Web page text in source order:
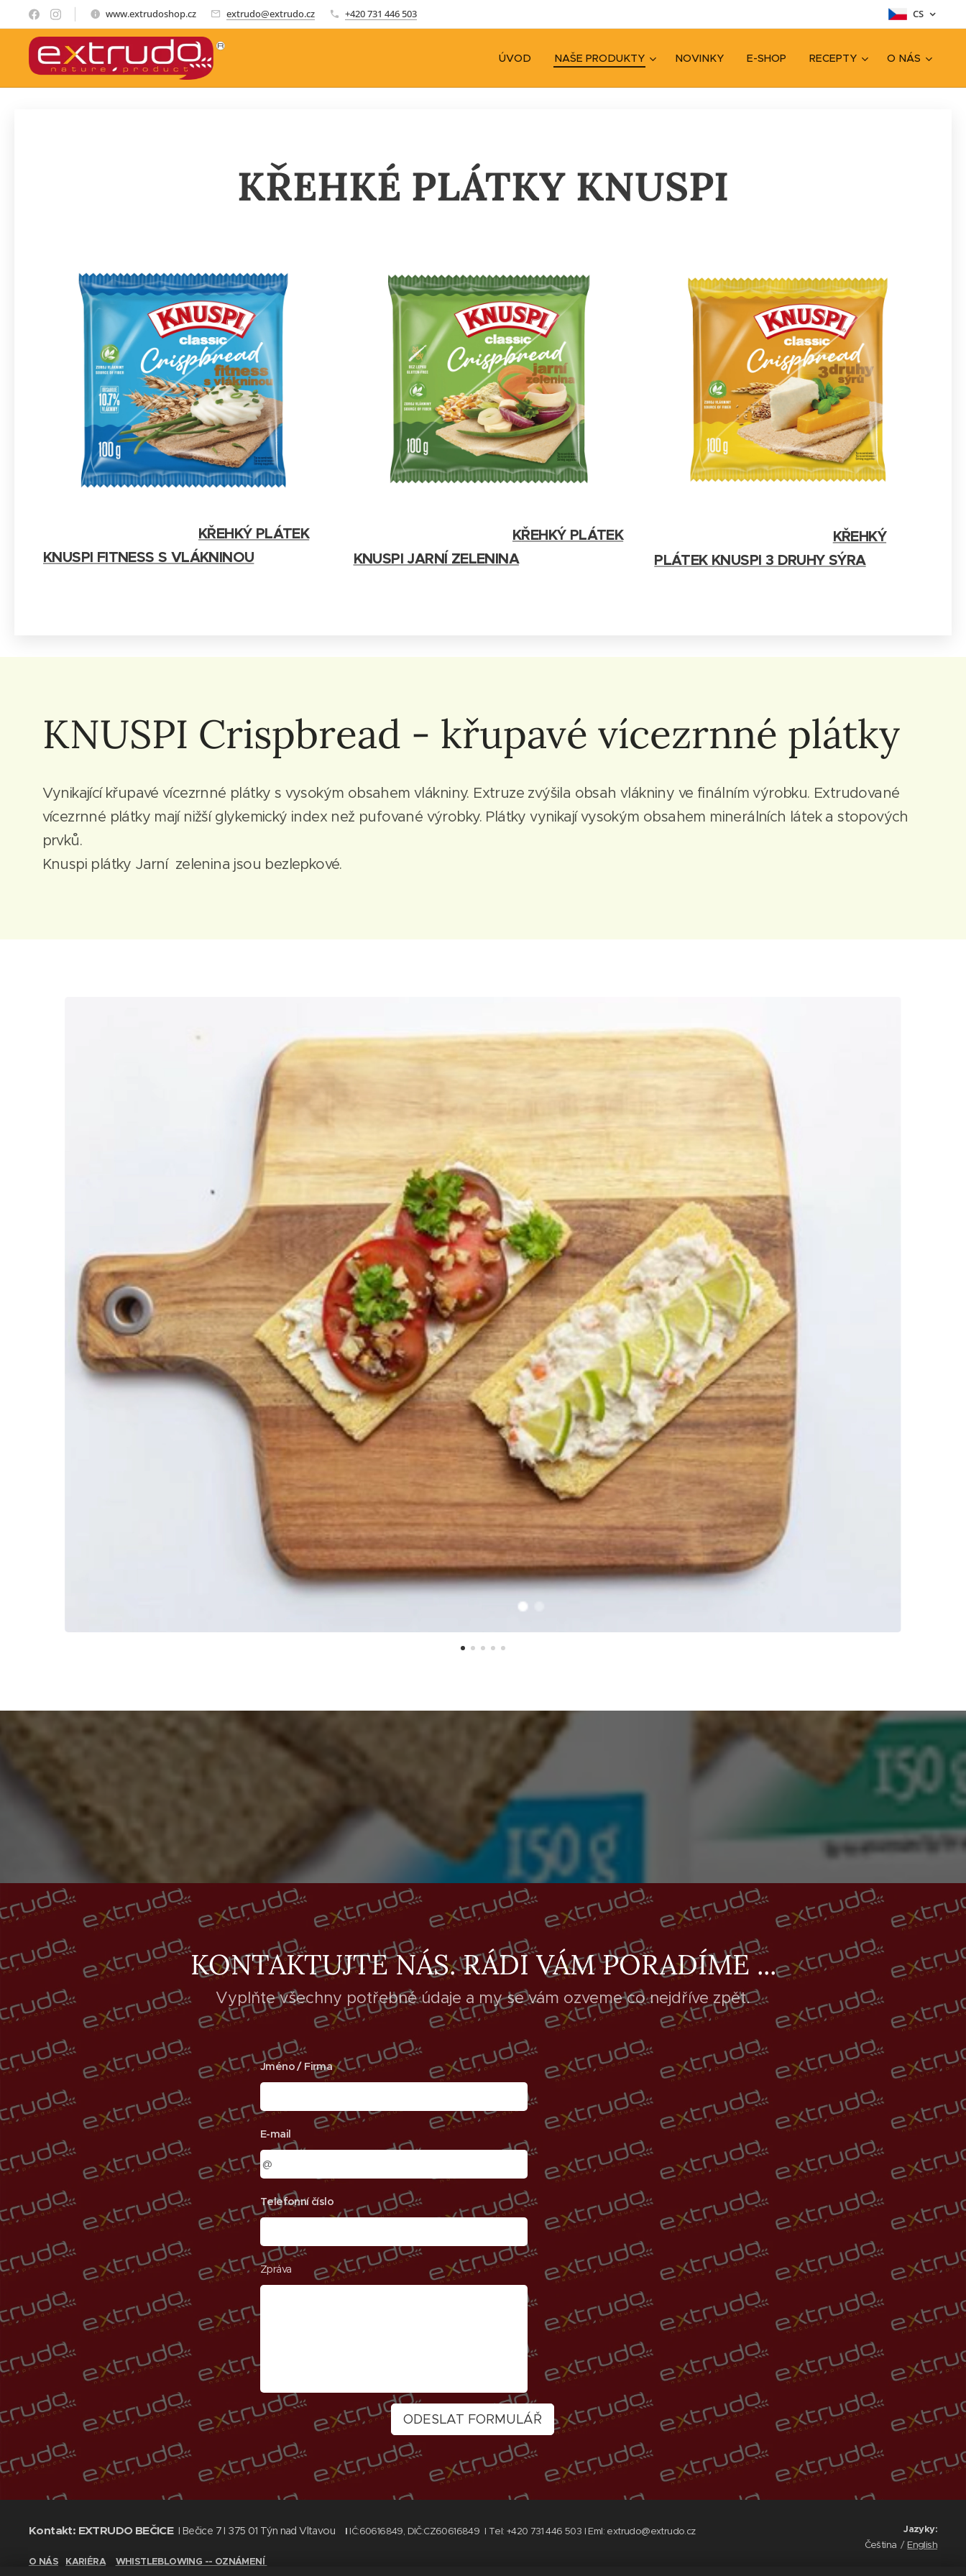
www.extrudoshop.cz extrudo@extrudo.cz +420 731 446 503 CS
ÚVOD NAŠE PRODUKTY NOVINKY E-SHOP RECEPTY O NÁS
KŘEHKÉ PLÁTKY KNUSPI
KŘEHKÝ PLÁTEK
KNUSPI FITNESS S VLÁKNINOU
KŘEHKÝ PLÁTEK
KNUSPI JARNÍ ZELENINA
KŘEHKÝ
PLÁTEK KNUSPI 3 DRUHY SÝRA
KNUSPI Crispbread - křupavé vícezrnné plátky
Vynikající křupavé vícezrnné plátky s vysokým obsahem vlákniny. Extruze zvýšila obsah vlákniny ve finálním výrobku. Extrudované
vícezrnné plátky mají nižší glykemický index než pufované výrobky. Plátky vynikají vysokým obsahem minerálních látek a stopových
prvků.
Knuspi plátky Jarní zelenina jsou bezlepkové.
KONTAKTUJTE NÁS. RÁDI VÁM PORADÍME ...
Vyplňte všechny potřebné údaje a my se vám ozveme co nejdříve zpět.
Jméno / Firma
E-mail
Telefonní číslo
Zpráva
ODESLAT FORMULÁŘ
Kontakt: EXTRUDO BEČICEI Bečice 7 I 375 01 Týn nad Vltavou I IĆ:60616849, DIČ:CZ60616849 I Tel: +420 731 446 503 I Eml: extrudo@extrudo.cz
O NÁS KARIÉRA WHISTLEBLOWING -- OZNÁMENÍ
Jazyky
Čeština
English